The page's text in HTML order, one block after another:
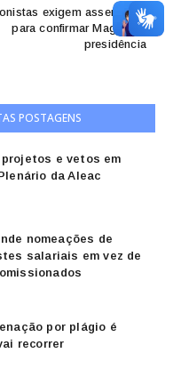
exigem assembleia
para confirmar Magda na
presidência
POSTAGENS
e vetos em
da Aleac
nomeações de
salariais em vez de
por plágio é
recorrer